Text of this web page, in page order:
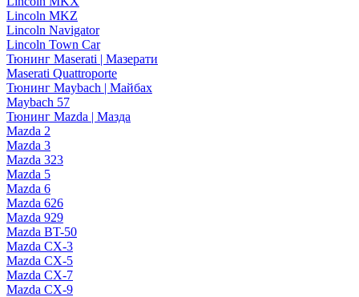
Lincoln MKZ
Lincoln Navigator
Lincoln Town Car
Тюнинг Maserati | Мазерати
Maserati Quattroporte
Тюнинг Maybach | Майбах
Maybach 57
Тюнинг Mazda | Мазда
Mazda 2
Mazda 3
Mazda 323
Mazda 5
Mazda 6
Mazda 626
Mazda 929
Mazda BT-50
Mazda CX-3
Mazda CX-5
Mazda CX-7
Mazda CX-9